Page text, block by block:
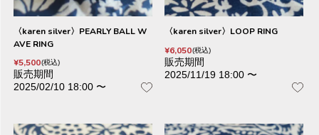
〈karen silver〉PEARLY BALL W
AVE RING
¥5,500 税込
販売期間
2025/02/10 18:00 〜
〈karen silver〉LOOP RING
¥6,050 税込
販売期間
2025/11/19 18:00 〜